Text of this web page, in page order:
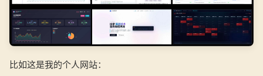
比如这是我的个人网站：